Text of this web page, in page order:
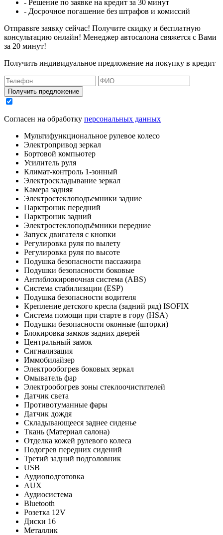
- Решение по заявке на кредит за 30 минут
- Досрочное погашение без штрафов и комиссий
Отправьте заявку сейчас! Получите скидку и бесплатную
консультацию онлайн! Менеджер автосалона свяжется с Вами
за 20 минут!
Получить индивидуальное предложение на покупку в кредит
Получить предложение
Согласен на обработку персональных данных
Мультифункциональное рулевое колесо
Электропривод зеркал
Бортовой компьютер
Усилитель руля
Климат-контроль 1-зонный
Электроскладывание зеркал
Камера задняя
Электростеклоподъемники задние
Парктроник передний
Парктроник задний
Электростеклоподъёмники передние
Запуск двигателя с кнопки
Регулировка руля по вылету
Регулировка руля по высоте
Подушка безопасности пассажира
Подушки безопасности боковые
Антиблокировочная система (ABS)
Система стабилизации (ESP)
Подушка безопасности водителя
Крепление детского кресла (задний ряд) ISOFIX
Система помощи при старте в гору (HSA)
Подушки безопасности оконные (шторки)
Блокировка замков задних дверей
Центральный замок
Сигнализация
Иммобилайзер
Электрообогрев боковых зеркал
Омыватель фар
Электрообогрев зоны стеклоочистителей
Датчик света
Противотуманные фары
Датчик дождя
Складывающееся заднее сиденье
Ткань (Материал салона)
Отделка кожей рулевого колеса
Подогрев передних сидений
Третий задний подголовник
USB
Аудиоподготовка
AUX
Аудиосистема
Bluetooth
Розетка 12V
Диски 16
Металлик